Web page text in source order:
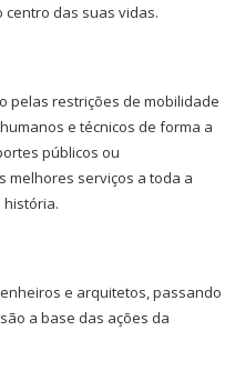
das suas vidas.
pelas restrições de mobilidade
e técnicos de forma a
públicos ou
melhores serviços a toda a
história.
e arquitetos, passando
a base das ações da